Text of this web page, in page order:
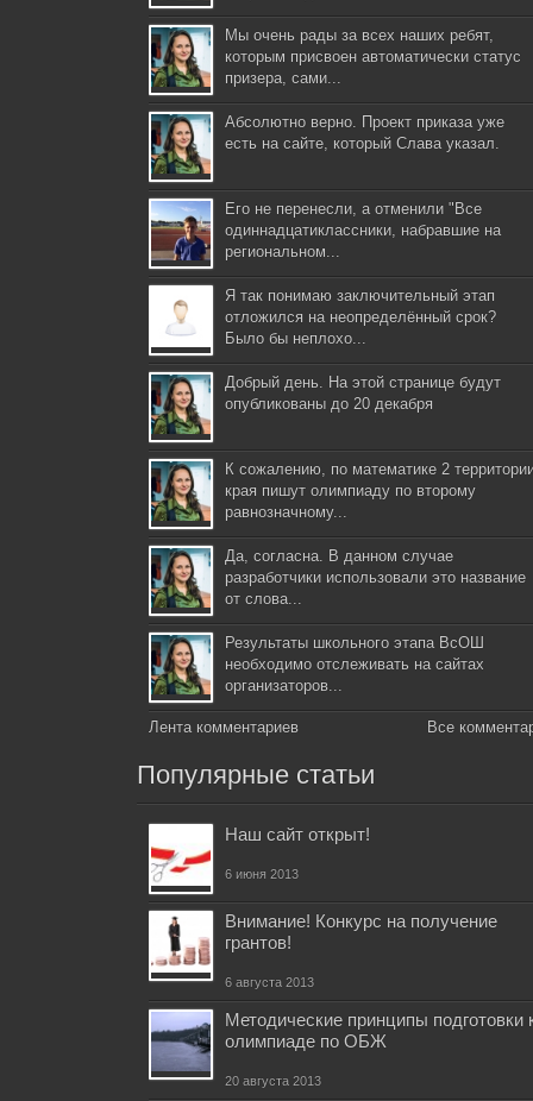
Мы очень рады за всех наших ребят,
которым присвоен автоматически статус
призера, сами...
Абсолютно верно. Проект приказа уже
есть на сайте, который Слава указал.
Его не перенесли, а отменили "Все
одиннадцатиклассники, набравшие на
региональном...
Я так понимаю заключительный этап
отложился на неопределённый срок?
Было бы неплохо...
Добрый день. На этой странице будут
опубликованы до 20 декабря
К сожалению, по математике 2
края пишут олимпиаду по второму
равнозначному...
Да, согласна. В данном случае
разработчики использовали это название
от слова...
Результаты школьного этапа ВсОШ
необходимо отслеживать на сайтах
организаторов...
Лента комментариев Все
Популярные статьи
Наш сайт открыт!
6 июня 2013
Внимание! Конкурс на получение
грантов!
6 августа 2013
Методические принципы подготовки
олимпиаде по ОБЖ
20 августа 2013